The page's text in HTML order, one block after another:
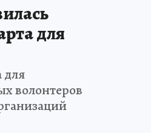
для
для
волонтеров